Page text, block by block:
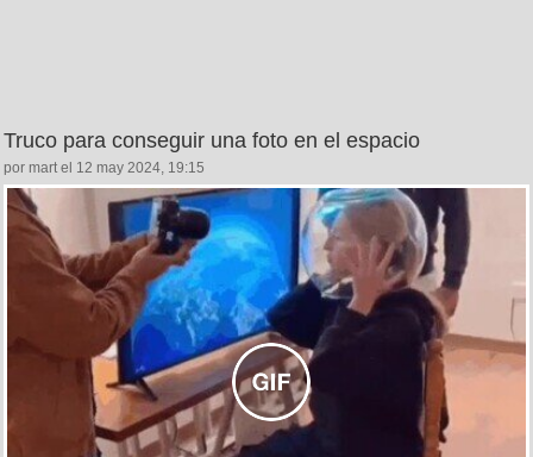
Truco para conseguir una foto en el espacio
por mart el 12 may 2024, 19:15